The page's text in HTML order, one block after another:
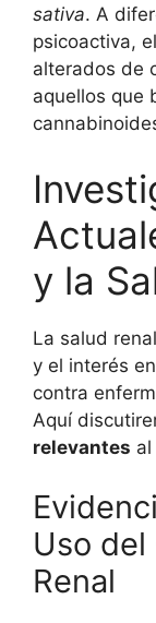
sativa. A
psicoactiva,
alterados de
aquellos que
y la
La salud
y el interés
contra
Aquí
relevantes
Uso del
Renal